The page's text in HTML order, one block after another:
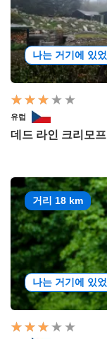
나는 거기에 있
유럽
데드 라인 크리모
거리 18 km
나는 거기에 있